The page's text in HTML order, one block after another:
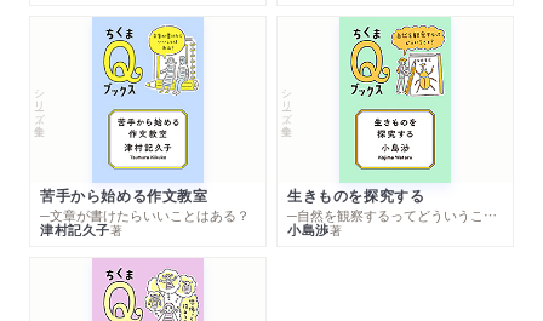
シリーズ・全集
苦手から始める作文教室
─文章が書けたらいいことはある？
津村記久子著
シリーズ・全集
生きものを探究する
─自然を観察するってどういうこと？
小島渉著